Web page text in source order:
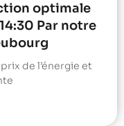
optimale
Par notre
de l’énergie et